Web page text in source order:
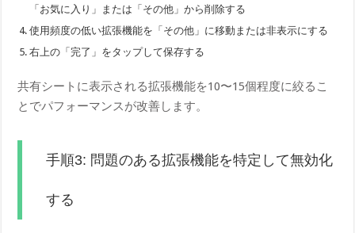
「お気に入り」または「その他」から削除する
使用頻度の低い拡張機能を「その他」に移動または非表示にする
右上の「完了」をタップして保存する
共有シートに表示される拡張機能を10〜15個程度に絞るこ
とでパフォーマンスが改善します。
手順3: 問題のある拡張機能を特定して無効化
する